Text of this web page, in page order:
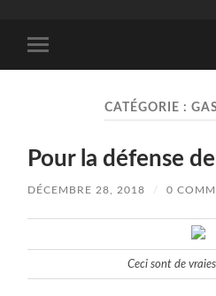
mobile
CATÉGORIE :
Pour la défense
DÉCEMBRE 28, 2018 / 0
Ceci sont de